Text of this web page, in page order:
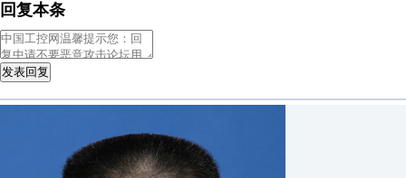
回复本条
发表回复